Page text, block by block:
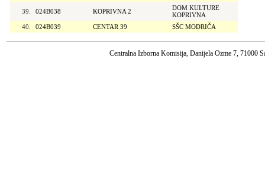
39. 024B038 KOPRIVNA 2
DOM KULTURE
KOPRIVNA
40.
024B039 CENTAR 39 SŠC MODRIČA
Centralna Izborna Komisija, Danijela Ozme 7, 71000